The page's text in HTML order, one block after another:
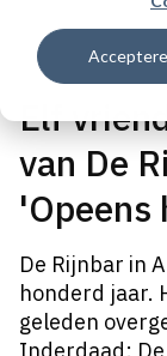
Tags:nieuwe-
Gepubliceerd
Elf
van De
'Opeens
De Rijnbar in
honderd jaar.
geleden